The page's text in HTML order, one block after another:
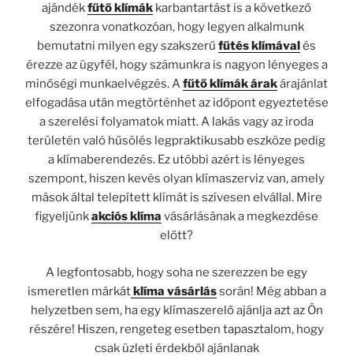
ajándékfűtő klímák karbantartást is a következő
szezonra vonatkozóan, hogy legyen alkalmunk
bemutatni milyen egy szakszerű fűtés klímával és
érezze az ügyfél, hogy számunkra is nagyon lényeges a
minőségi munkaelvégzés. Afűtő klímák árakárajánlat
elfogadása után megtörténhet az időpont egyeztetése
a szerelési folyamatok miatt. A lakás vagy az iroda
területén való hűsölés legpraktikusabb eszköze pedig
a klímaberendezés. Ez utóbbi azért is lényeges
szempont, hiszen kevés olyan klímaszerviz van, amely
mások által telepített klímát is szívesen elvállal. Mire
figyeljünkakciós klíma vásárlásának a megkezdése
előtt?
A legfontosabb, hogy soha ne szerezzen be egy
ismeretlen márkátklíma vásárlássorán! Még abban a
helyzetben sem, ha egy klímaszerelő ajánlja azt az Ön
részére! Hiszen, rengeteg esetben tapasztalom, hogy
csak üzleti érdekből ajánlanak